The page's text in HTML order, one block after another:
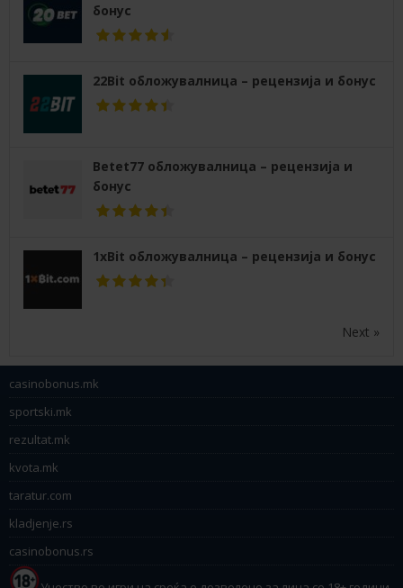
бонус
22Bit обложувалница – рецензија и бонус
Betet77 обложувалница – рецензија и
бонус
1xBit обложувалница – рецензија и бонус
Next »
casinobonus.mk
sportski.mk
rezultat.mk
kvota.mk
taratur.com
kladjenje.rs
casinobonus.rs